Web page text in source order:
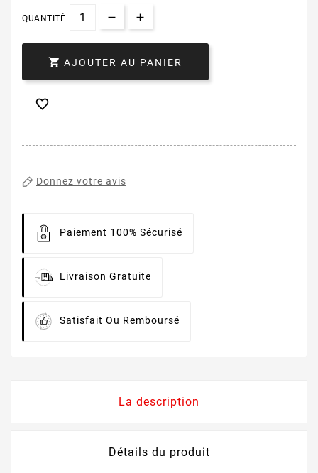
QUANTITÉ
 AJOUTER AU PANIER

Donnez votre avis
Paiement 100% Sécurisé
Livraison Gratuite
Satisfait Ou Remboursé
La description
Détails du produit